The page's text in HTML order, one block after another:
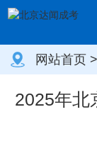
网站首页 >
什么时候报
2025年北